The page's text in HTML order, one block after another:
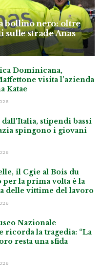
bollino nero: oltre
sulle strade Anas
Dominicana,
visita l’azienda
Katae
stipendi bassi
spingono i giovani
il Cgie al Bois du
per la prima volta è la
delle vittime del lavoro
Nazionale
ricorda la tragedia: “La
resta una sfida